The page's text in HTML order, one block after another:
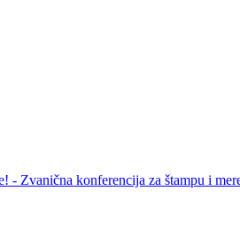
- Zvanična konferencija za štampu i